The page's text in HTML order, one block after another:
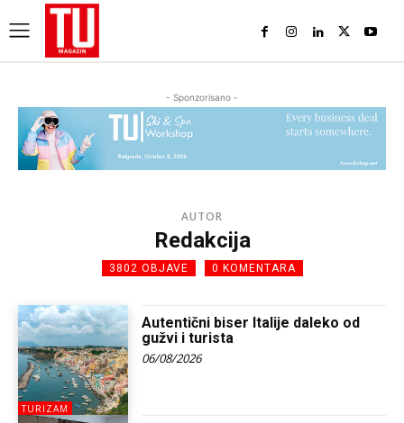
- Sponzorisano -
AUTOR
Redakcija
3802 OBJAVE 0 KOMENTARA
TURIZAM
Autentični biser Italije daleko od
gužvi i turista
06/08/2026